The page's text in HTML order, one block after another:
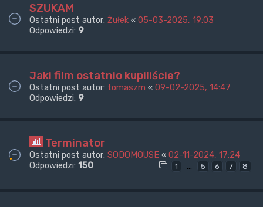
SZUKAM
Ostatni post autor: Żułek « 05-03-2025, 19:03
Odpowiedzi: 9
Jaki film ostatnio kupiliście?
Ostatni post autor: tomaszm « 09-02-2025, 14:47
Odpowiedzi: 9
Terminator
Ostatni post autor: SODOMOUSE « 02-11-2024, 17:24
Odpowiedzi: 150 1 … 5 6 7 8